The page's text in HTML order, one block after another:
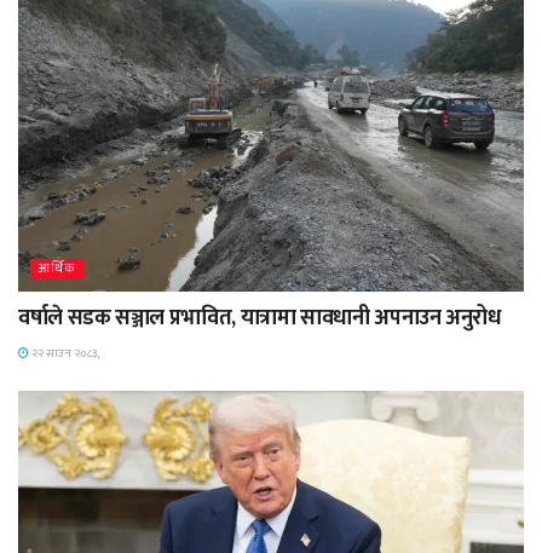
आर्थिक
वर्षाले सडक सञ्जाल प्रभावित, यात्रामा सावधानी अपनाउन अनुरोध
२२ साउन २०८३,